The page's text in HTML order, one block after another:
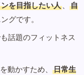
を目指したい人 、
自
グです。
話題のフィットネス
動かすため、
日常生